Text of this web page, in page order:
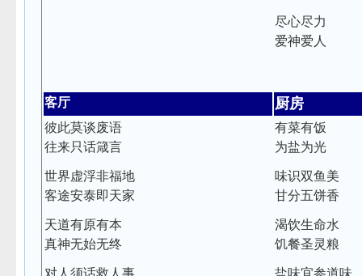
尽心尽力
爱神爱人
客厅 厨房
彼此莫谈废语
往来只话箴言
世界虚浮非福地
客途安泰即天家
天道有原有本
真神无始无终
对人须话救人事
有菜有饭
为盐为光
味识双鱼美
甘分五饼香
渴饮生命水
饥餐圣灵粮
盐味宜参道味